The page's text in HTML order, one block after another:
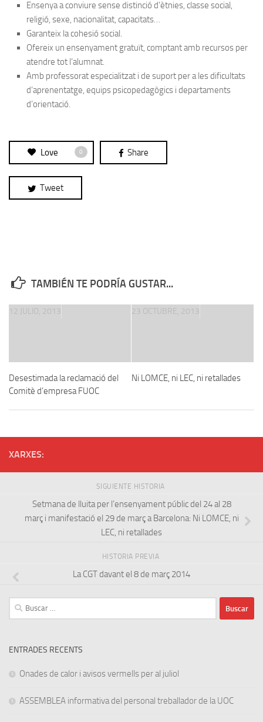
Ensenya a conviure sense distinció d’ètnies, classe social,
religió, sexe, nacionalitat, capacitats…
Garanteix la cohesió social.
Ofereix un ensenyament gratuït, comptant amb recursos per
atendre tot l’alumnat.
Amb professorat especialitzat i de suport per a les dificultats
d’aprenentatge, equips psicopedagògics i departaments
d’orientació.
Love 0 Share
Tweet
TAMBIÉN TE PODRÍA GUSTAR...
Desestimada la reclamació del
Comitè d’empresa FUOC
12 JULIO, 2013
Ni LOMCE, ni LEC, ni retallades
23 OCTUBRE, 2013
XARXES:
SIGUIENTE HISTORIA
Setmana de lluita per l’ensenyament públic del 24 al 28
març i manifestació el 29 de març a Barcelona: Ni LOMCE, ni
LEC, ni retallades
HISTORIA PREVIA
La CGT davant el 8 de març 2014
Buscar:
ENTRADES RECENTS
Onades de calor i avisos vermells per al juliol
ASSEMBLEA informativa del personal treballador de la UOC